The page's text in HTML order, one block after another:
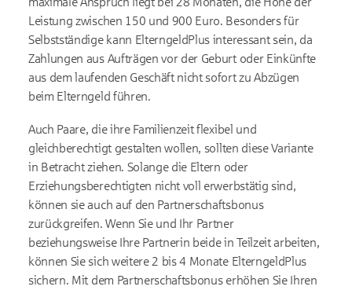
Leistung zwischen 150 und 900 Euro. Besonders für
Selbstständige kann ElterngeldPlus interessant sein, da
Zahlungen aus Aufträgen vor der Geburt oder Einkünfte
aus dem laufenden Geschäft nicht sofort zu Abzügen
beim Elterngeld führen.
Auch Paare, die ihre Familienzeit flexibel und
gleichberechtigt gestalten wollen, sollten diese Variante
in Betracht ziehen. Solange die Eltern oder
Erziehungsberechtigten nicht voll erwerbstätig sind,
können sie auch auf den Partnerschaftsbonus
zurückgreifen. Wenn Sie und Ihr Partner
beziehungsweise Ihre Partnerin beide in Teilzeit arbeiten,
können Sie sich weitere 2 bis 4 Monate ElterngeldPlus
sichern. Mit dem Partnerschaftsbonus erhöhen Sie Ihren